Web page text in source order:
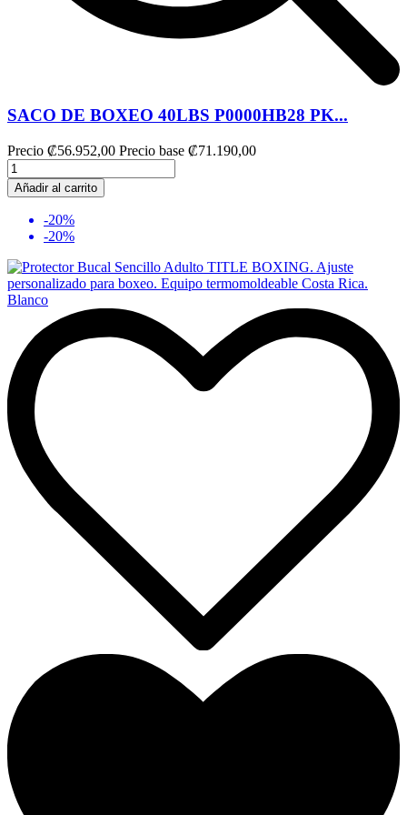
SACO DE BOXEO 40LBS P0000HB28 PK...
Precio ₡56.952,00 Precio base ₡71.190,00
Añadir al carrito
-20%
-20%